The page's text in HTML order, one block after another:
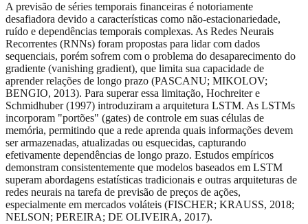
A previsão de séries temporais financeiras é notoriamente
desafiadora devido a características como não-estacionariedade,
ruído e dependências temporais complexas. As Redes Neurais
Recorrentes (RNNs) foram propostas para lidar com dados
sequenciais, porém sofrem com o problema do desaparecimento do
gradiente (vanishing gradient), que limita sua capacidade de
aprender relações de longo prazo (PASCANU; MIKOLOV;
BENGIO, 2013). Para superar essa limitação, Hochreiter e
Schmidhuber (1997) introduziram a arquitetura LSTM. As LSTMs
incorporam "portões" (gates) de controle em suas células de
memória, permitindo que a rede aprenda quais informações devem
ser armazenadas, atualizadas ou esquecidas, capturando
efetivamente dependências de longo prazo. Estudos empíricos
demonstram consistentemente que modelos baseados em LSTM
superam abordagens estatísticas tradicionais e outras arquiteturas de
redes neurais na tarefa de previsão de preços de ações,
especialmente em mercados voláteis (FISCHER; KRAUSS, 2018;
NELSON; PEREIRA; DE OLIVEIRA, 2017).